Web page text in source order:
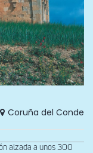
Coruña del Conde
alzada a unos 300